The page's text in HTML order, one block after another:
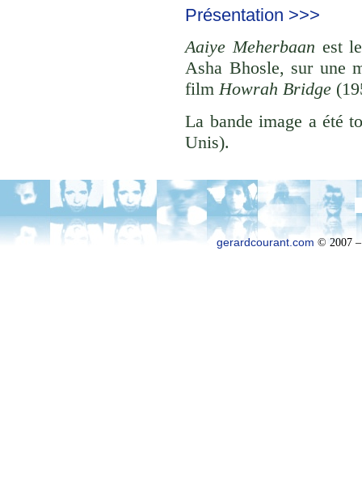
Présentation >>>
Aaiye Meherbaan est
Asha Bhosle, sur une
filmHowrah Bridge
La bande image a été
Unis).
gerardcourant.com © 2007